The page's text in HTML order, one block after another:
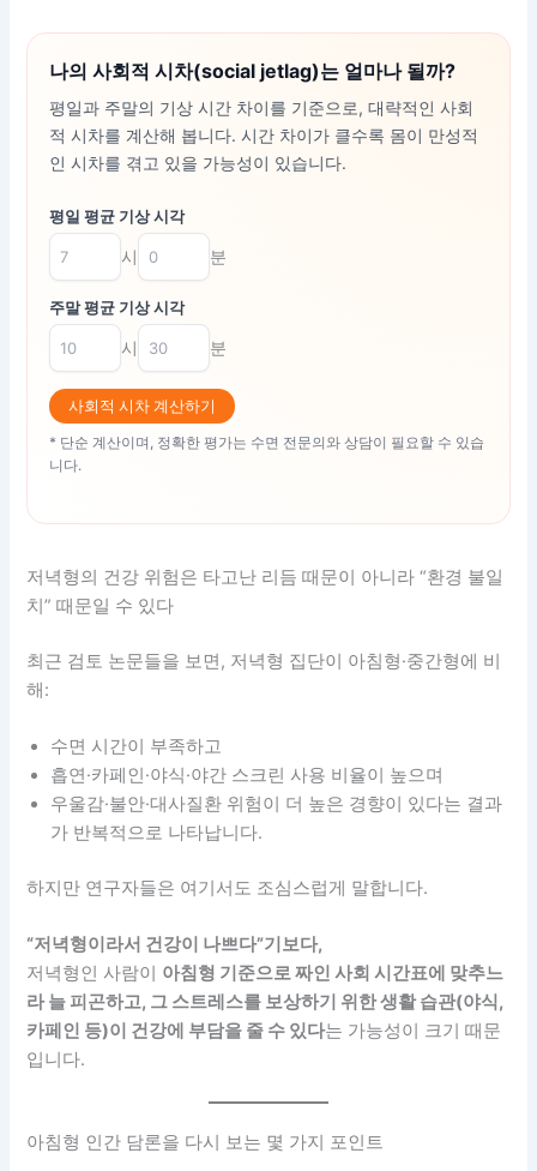
나의 사회적 시차(social jetlag)는 얼마나 될까?
평일과 주말의 기상 시간 차이를 기준으로, 대략적인 사회
적 시차를 계산해 봅니다. 시간 차이가 클수록 몸이 만성적
인 시차를 겪고 있을 가능성이 있습니다.
평일 평균 기상 시각
시 분
주말 평균 기상 시각
시 분
사회적 시차 계산하기
* 단순 계산이며, 정확한 평가는 수면 전문의와 상담이 필요할 수 있습
니다.
저녁형의 건강 위험은 타고난 리듬 때문이 아니라 “환경 불일
치” 때문일 수 있다
최근 검토 논문들을 보면, 저녁형 집단이 아침형·중간형에 비
해:
수면 시간이 부족하고
흡연·카페인·야식·야간 스크린 사용 비율이 높으며
우울감·불안·대사질환 위험이 더 높은 경향이 있다는 결과
가 반복적으로 나타납니다.
하지만 연구자들은 여기서도 조심스럽게 말합니다.
“저녁형이라서 건강이 나쁘다”기보다,
저녁형인 사람이 아침형 기준으로 짜인 사회 시간표에 맞추느
라 늘 피곤하고, 그 스트레스를 보상하기 위한 생활 습관(야식,
카페인 등)이 건강에 부담을 줄 수 있다는 가능성이 크기 때문
입니다.
아침형 인간 담론을 다시 보는 몇 가지 포인트